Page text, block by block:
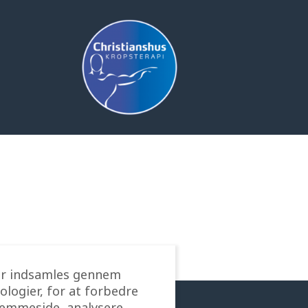
indsamles gennem
for at forbedre